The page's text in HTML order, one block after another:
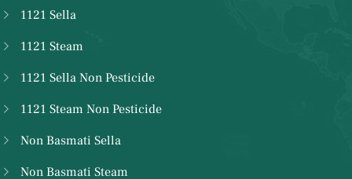
1121 Sella
1121 Steam
1121 Sella Non Pesticide
1121 Steam Non Pesticide
Non Basmati Sella
Non Basmati Steam